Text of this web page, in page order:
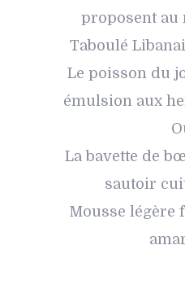
proposent au
Taboulé
Le poisson du
émulsion aux
La bavette de
sautoir
Mousse légère